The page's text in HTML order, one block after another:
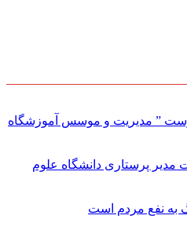
” مدیریت و موسس آموزشگاه
مدیر پرستاری دانشگاه علوم
به نفع مردم است